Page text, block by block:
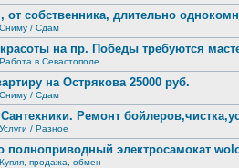
от собственника, длительно
Сниму / Сдам
на пр. Победы требуются
Работа в Севастополе
на Острякова 25000 руб.
Сниму / Сдам
Ремонт
Услуги / Разное
полноприводный электросамокат
Купля, продажа, обмен